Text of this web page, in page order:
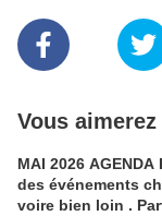
Vous
MAI 2026 AGENDA
des événements
voire bien loin .